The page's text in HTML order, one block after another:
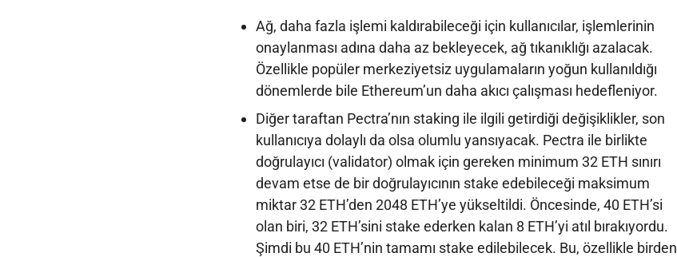
Ağ, daha fazla işlemi kaldırabileceği için kullanıcılar, işlemlerinin
onaylanması adına daha az bekleyecek, ağ tıkanıklığı azalacak.
Özellikle popüler merkeziyetsiz uygulamaların yoğun kullanıldığı
dönemlerde bile Ethereum’un daha akıcı çalışması hedefleniyor.
Diğer taraftan Pectra’nın staking ile ilgili getirdiği değişiklikler, son
kullanıcıya dolaylı da olsa olumlu yansıyacak. Pectra ile birlikte
doğrulayıcı (validator) olmak için gereken minimum 32 ETH sınırı
devam etse de bir doğrulayıcının stake edebileceği maksimum
miktar 32 ETH’den 2048 ETH’ye yükseltildi. Öncesinde, 40 ETH’si
olan biri, 32 ETH’sini stake ederken kalan 8 ETH’yi atıl bırakıyordu.
Şimdi bu 40 ETH’nin tamamı stake edilebilecek. Bu, özellikle birden